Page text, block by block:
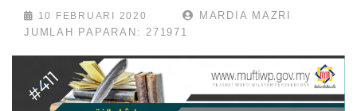
10 FEBRUARI 2020
MARDIA MAZRI
JUMLAH PAPARAN: 271971